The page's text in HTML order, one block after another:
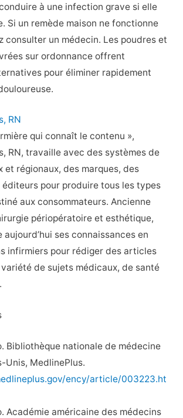
à une infection grave si elle
Si un remède maison ne fonctionne
consulter un médecin. Les poudres et
sur ordonnance offrent
pour éliminer rapidement
RN
qui connaît le contenu »,
RN, travaille avec des systèmes de
et régionaux, des marques, des
pour produire tous les types
aux consommateurs. Ancienne
périopératoire et esthétique,
ses connaissances en
infirmiers pour rédiger des articles
de sujets médicaux, de santé
Bibliothèque nationale de médecine
Unis, MedlinePlus.
ency/article/003223.ht
Académie américaine des médecins